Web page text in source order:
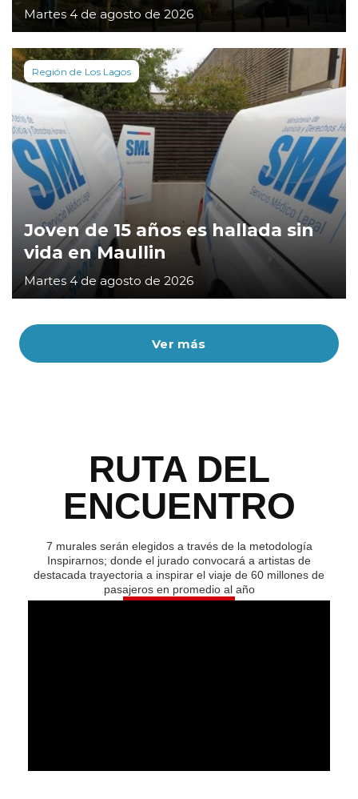
Ver más
Martes 4 de agosto de 2026
Región de Los Lagos
Joven de 15 años es hallada sin
vida en Maullin
Martes 4 de agosto de 2026
RUTA DEL
ENCUENTRO
7 murales serán elegidos a través de la metodología
Inspirarnos; donde el jurado convocará a artistas de
destacada trayectoria a inspirar el viaje de 60 millones de
pasajeros en promedio al año